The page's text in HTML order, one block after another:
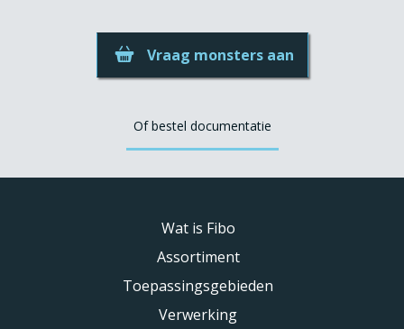
Vraag monsters aan
Of bestel documentatie
Wat is Fibo
Assortiment
Toepassingsgebieden
Verwerking